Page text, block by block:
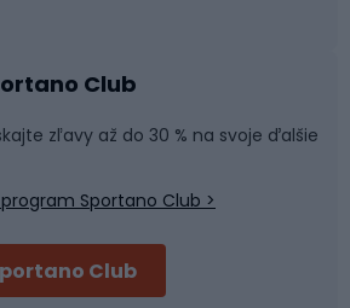
Club
zľavy až do 30 % na svoje ďalšie
Sportano Club >
Club